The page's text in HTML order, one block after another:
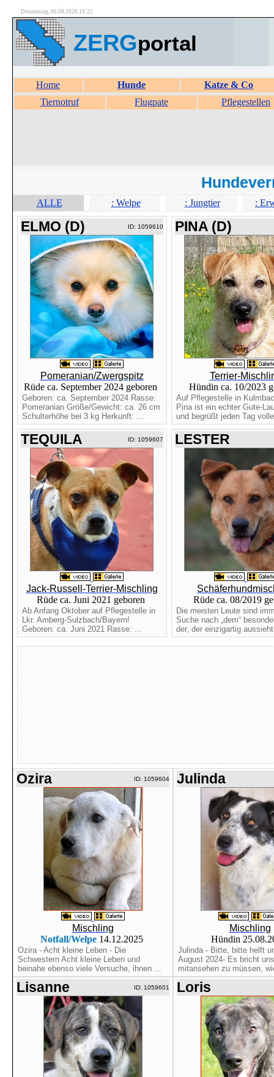
Donnerstag, 06.08.2026 18:22
ZERGportal
Home Hunde
Katze & Co
Tiernotruf
Flugpate Pflegestellen
ALLE : Welpe : Jungtier :
ELMO (D) ID: 1059610
Pomeranian/Zwergspitz
Rüde ca. September 2024 geboren
Geboren: ca. September 2024 Rasse:
Pomeranian Größe/Gewicht: ca. 26 cm
Schulterhöhe bei 3 kg Herkunft: ...
PINA (D)
Terrier-
Hündin ca. 10/2023
Auf Pflegestelle in
Pina ist ein echter Gute-
und begrüßt jeden Tag
TEQUILA ID: 1059607
Jack-Russell-Terrier-Mischling
Rüde ca. Juni 2021 geboren
Ab Anfang Oktober auf Pflegestelle in
Lkr. Amberg-Sulzbach/Bayern!
Geboren: ca. Juni 2021 Rasse: ...
LESTER
Rüde ca. 08/2019
Die meisten Leute sind
Suche nach „dem“
der, der einzigartig
Ozira ID: 1059604
Mischling
Notfall/Welpe14.12.2025
Ozira - Acht kleine Leben - Die
Schwestern Acht kleine Leben und
beinahe ebenso viele Versuche, ihnen ...
Julinda
Mischling
Hündin
Julinda - Bitte, bitte helft
August 2024- Es bricht
mitansehen zu müssen,
Lisanne ID: 1059601 Loris